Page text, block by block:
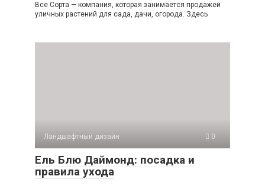
Все Сорта — компания, которая занимается продажей
уличных растений для сада, дачи, огорода. Здесь
Ландшафтный дизайн 0
Ель Блю Даймонд: посадка и
правила ухода